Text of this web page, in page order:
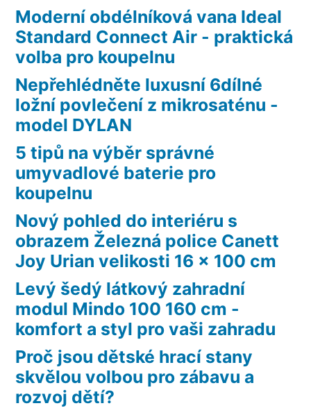
Moderní obdélníková vana Ideal
Standard Connect Air - praktická
volba pro koupelnu
Nepřehlédněte luxusní 6dílné
ložní povlečení z mikrosaténu -
model DYLAN
5 tipů na výběr správné
umyvadlové baterie pro
koupelnu
Nový pohled do interiéru s
obrazem Železná police Canett
Joy Urian velikosti 16 x 100 cm
Levý šedý látkový zahradní
modul Mindo 100 160 cm -
komfort a styl pro vaši zahradu
Proč jsou dětské hrací stany
skvělou volbou pro zábavu a
rozvoj dětí?